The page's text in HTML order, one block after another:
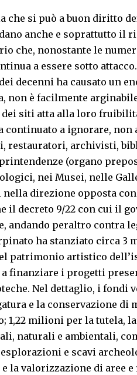
che si può a buon diritto
anche e soprattutto il
che, nonostante le
a essere sotto attacco.
decenni ha causato un
non è facilmente
siti atta alla loro
a ignorare, non
restauratori, archivisti,
(organo
nei Musei, nelle
direzione opposta
il decreto 9/22 con cui il
andando peraltro contra
ha stanziato circa
patrimonio artistico
finanziare i progetti
Nel dettaglio, i fondi
e la conservazione di
1,22 milioni per la tutela,
naturali e ambientali,
e scavi
la valorizzazione di aree